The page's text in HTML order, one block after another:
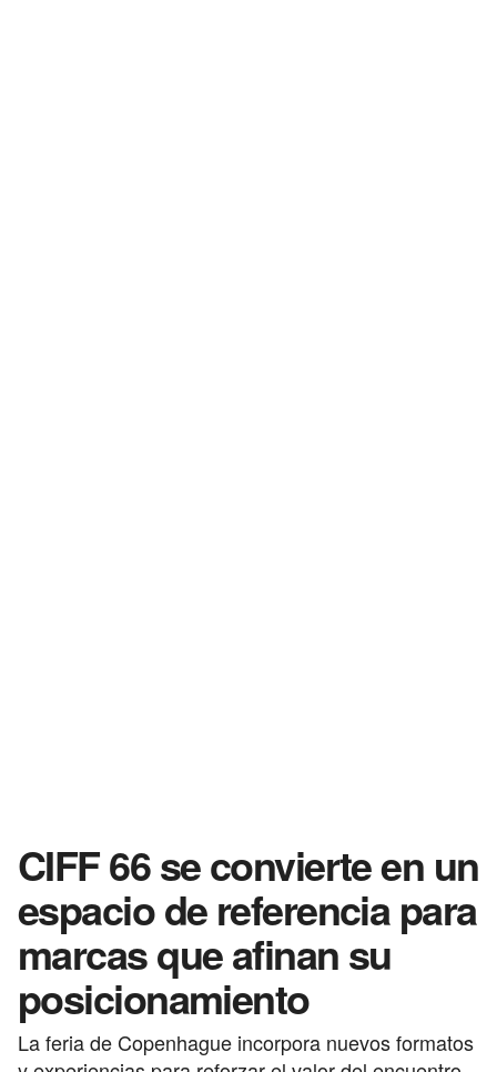
CIFF 66 se convierte en un
espacio de referencia para
marcas que afinan su
posicionamiento
La feria de Copenhague incorpora nuevos formatos